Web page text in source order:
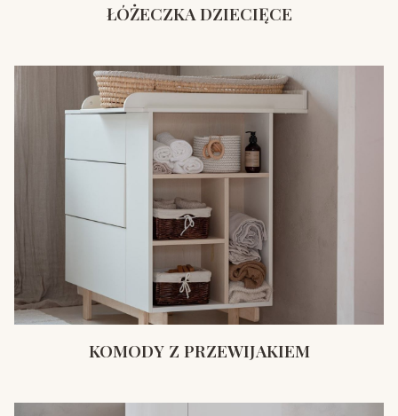
ŁÓŻECZKA DZIECIĘCE
KOMODY Z PRZEWIJAKIEM